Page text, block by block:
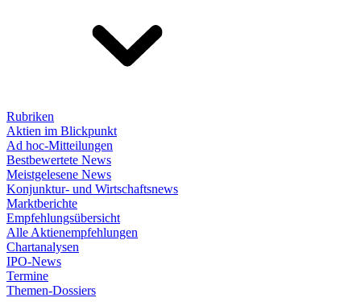
Rubriken
Aktien im Blickpunkt
Ad hoc-Mitteilungen
Bestbewertete News
Meistgelesene News
Konjunktur- und Wirtschaftsnews
Marktberichte
Empfehlungsübersicht
Alle Aktienempfehlungen
Chartanalysen
IPO-News
Termine
Themen-Dossiers